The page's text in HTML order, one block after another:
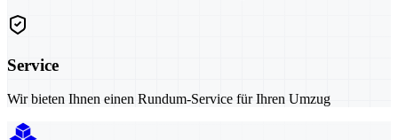
Service
Wir bieten Ihnen einen Rundum-Service für Ihren Umzug